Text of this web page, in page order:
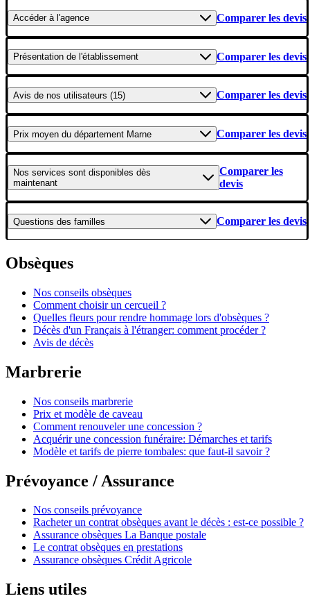
Accéderà l'agence Comparer les devis
Présentation de l'établissement Comparer les devis
Avis de nos utilisateurs (15) Comparer les devis
Prix moyen du département Marne Comparer les devis
Nos services sont disponibles dès
maintenant
Comparer les
devis
Questions des familles Comparer les devis
Obsèques
Nos conseils obsèques
Comment choisir un cercueil ?
Quelles fleurs pour rendre hommage lors d'obsèques ?
Décès d'un Français à l'étranger: comment procéder ?
Avis de décès
Marbrerie
Nos conseils marbrerie
Prix et modèle de caveau
Comment renouveler une concession ?
Acquérir une concession funéraire: Démarches et tarifs
Modèle et tarifs de pierre tombales: que faut-il savoir ?
Prévoyance / Assurance
Nos conseils prévoyance
Racheter un contrat obsèques avant le décès : est-ce possible ?
Assurance obsèques La Banque postale
Le contrat obsèques en prestations
Assurance obsèques Crédit Agricole
Liens utiles